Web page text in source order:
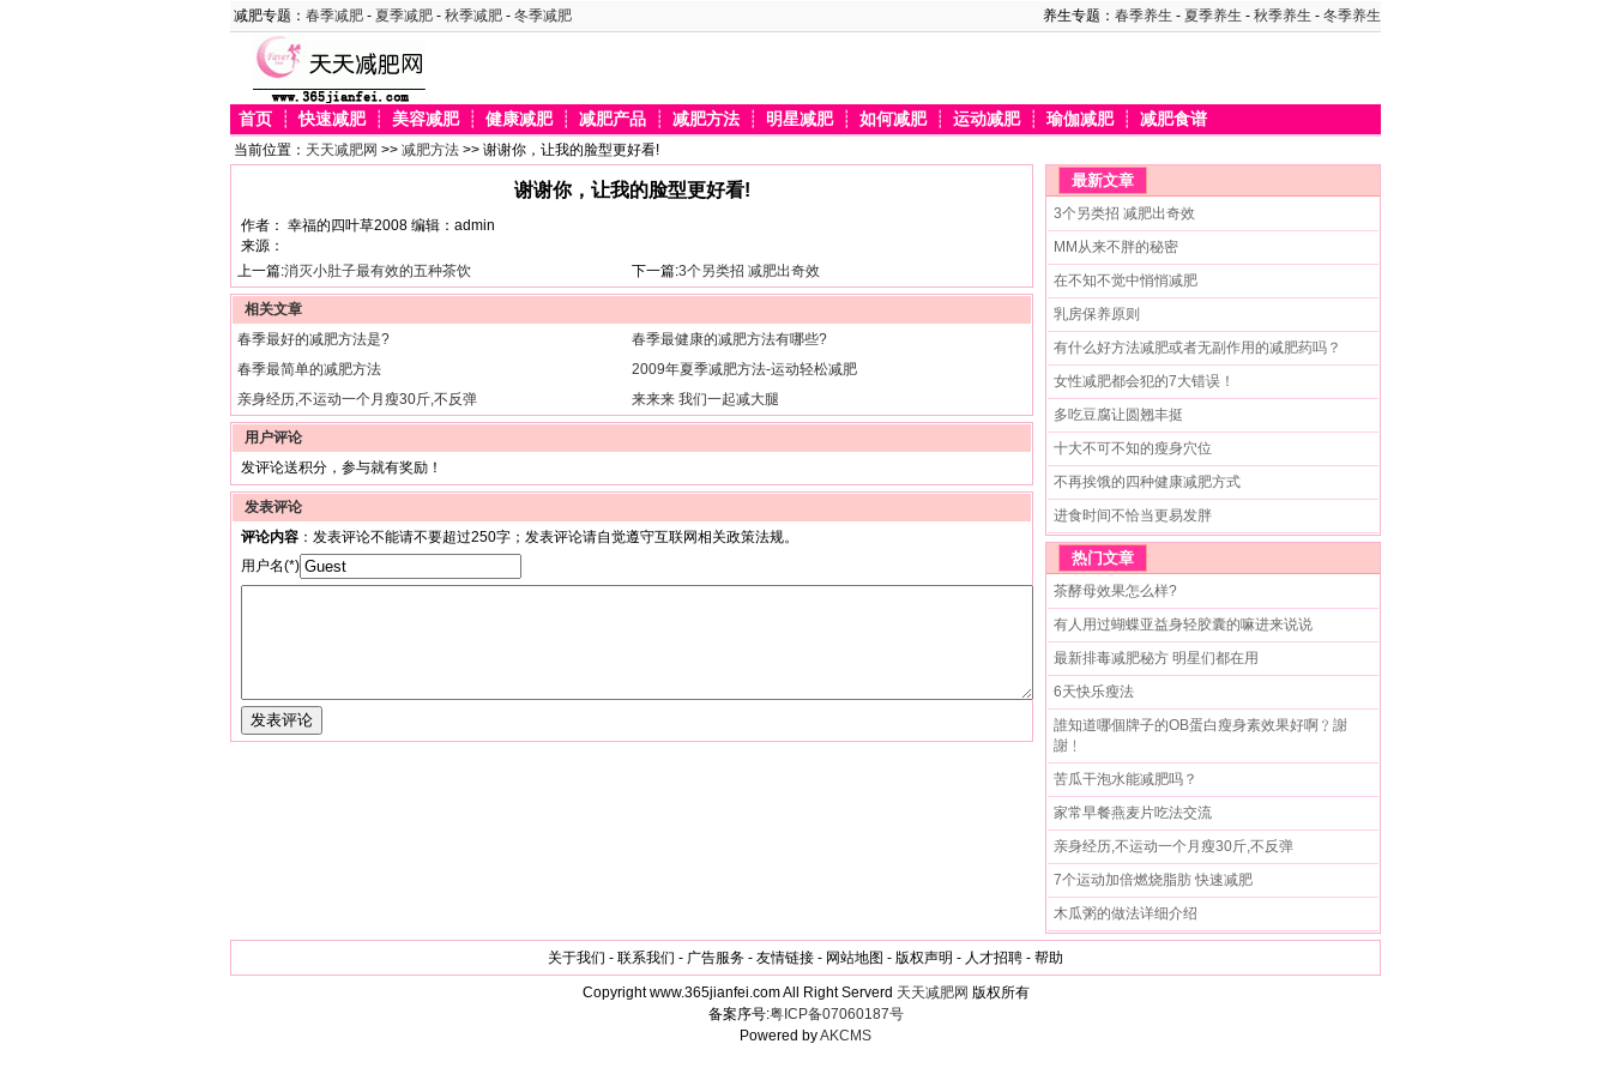
减肥专题： 春季减肥 - 夏季减肥 - 秋季减肥 - 冬季减肥 养生专题： 春季养生 - 夏季养生 - 秋季养生 - 冬季养生
首页 ┊ 快速减肥 ┊ 美容减肥 ┊ 健康减肥 ┊ 减肥产品 ┊ 减肥方法 ┊ 明星减肥 ┊ 如何减肥 ┊ 运动减肥 ┊ 瑜伽减肥 ┊ 减肥食谱
当前位置： 天天减肥网 >> 减肥方法 >> 谢谢你，让我的脸型更好看!
谢谢你，让我的脸型更好看!
作者： 幸福的四叶草2008 编辑：admin
来源：
上一篇:消灭小肚子最有效的五种茶饮 下一篇:3个另类招 减肥出奇效
相关文章
春季最好的减肥方法是?
春季最健康的减肥方法有哪些?
春季最简单的减肥方法
2009年夏季减肥方法-运动轻松减肥
亲身经历,不运动一个月瘦30斤,不反弹
来来来 我们一起减大腿
用户评论
发评论送积分，参与就有奖励！
发表评论
评论内容 ：发表评论不能请不要超过250字；发表评论请自觉遵守互联网相关政策法规。
用户名(*)
最新文章
3个另类招 减肥出奇效
MM从来不胖的秘密
在不知不觉中悄悄减肥
乳房保养原则
有什么好方法减肥或者无副作用的减肥药吗？
女性减肥都会犯的7大错误！
多吃豆腐让圆翘丰挺
十大不可不知的瘦身穴位
不再挨饿的四种健康减肥方式
进食时间不恰当更易发胖
热门文章
茶酵母效果怎么样?
有人用过蝴蝶亚益身轻胶囊的嘛进来说说
最新排毒减肥秘方 明星们都在用
6天快乐瘦法
誰知道哪個牌子的OB蛋白瘦身素效果好啊﹖謝
謝﹗
苦瓜干泡水能减肥吗？
家常早餐燕麦片吃法交流
亲身经历,不运动一个月瘦30斤,不反弹
7个运动加倍燃烧脂肪 快速减肥
木瓜粥的做法详细介绍
关于我们 - 联系我们 - 广告服务 - 友情链接 - 网站地图 - 版权声明 - 人才招聘 - 帮助
Copyright www.365jianfei.com All Right Serverd 天天减肥网 版权所有
备案序号:粤ICP备07060187号
Powered byAKCMS